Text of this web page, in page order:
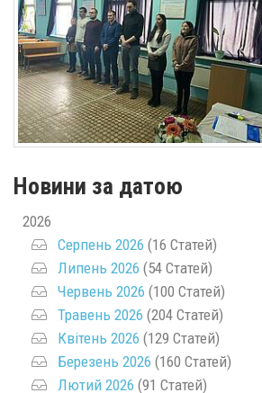
Новини за датою
2026
Серпень 2026 (16 Статей)
Липень 2026 (54 Статей)
Червень 2026 (100 Статей)
Травень 2026 (204 Статей)
Квітень 2026 (129 Статей)
Березень 2026 (160 Статей)
Лютий 2026 (91 Статей)